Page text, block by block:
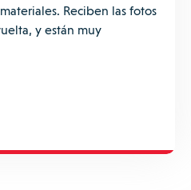
Reciben las fotos
y están muy